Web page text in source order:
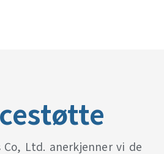
Ltd. anerkjenner vi de